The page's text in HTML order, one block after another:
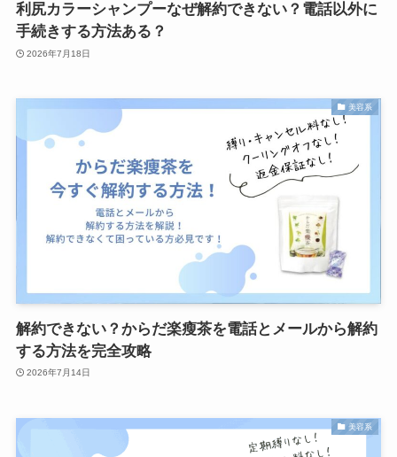
利尻カラーシャンプーなぜ解約できない？電話以外に
手続きする方法ある？
2026年7月18日
美容系
解約できない？からだ楽瘦茶を電話とメールから解約
する方法を完全攻略
2026年7月14日
美容系